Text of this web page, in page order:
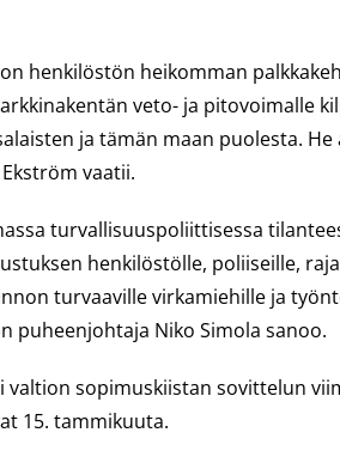
henkilöstön heikomman
veto- ja pitovoimalle
ja tämän maan puolesta.
vaatii.
turvallisuuspoliittisessa
henkilöstölle, poliiseille,
turvaaville virkamiehille ja
puheenjohtaja Niko Simola sanoo.
sopimuskiistan sovittelun
15. tammikuuta.